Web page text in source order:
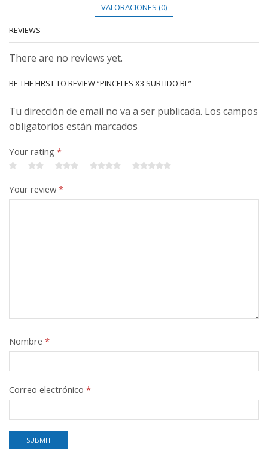
VALORACIONES (0)
REVIEWS
There are no reviews yet.
BE THE FIRST TO REVIEW “PINCELES X3 SURTIDO BL”
Tu dirección de email no va a ser publicada. Los campos
obligatorios están marcados
Your rating *
Your review*
Nombre *
Correo electrónico *